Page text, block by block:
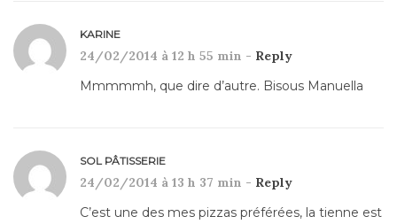
KARINE
24/02/2014 à 12 h 55 min - Reply
Mmmmmh, que dire d’autre. Bisous Manuella
SOL PÂTISSERIE
24/02/2014 à 13 h 37 min - Reply
C’est une des mes pizzas préférées, la tienne est